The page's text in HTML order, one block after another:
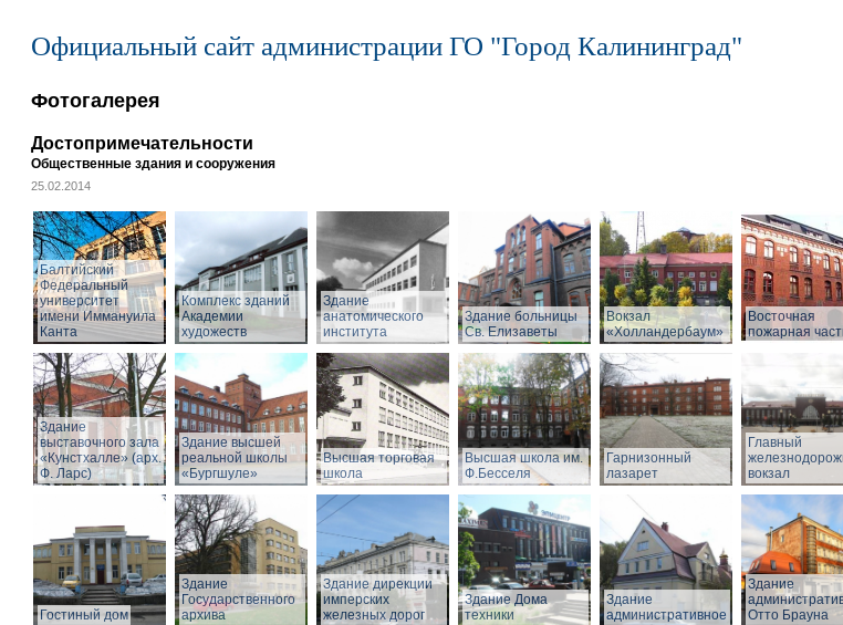
Официальный сайт администрации ГО "Город Калининград"
Фотогалерея
Достопримечательности
Общественные здания и сооружения
25.02.2014
Балтийский
Федеральный
университет
имени Иммануила
Канта
Комплекс зданий
Академии
художеств
Здание
анатомического
института
Здание больницы
Св. Елизаветы
Вокзал
«Холландербаум»
Восточная
пожарная
Здание
выставочного зала
«Кунстхалле» (арх.
Ф. Ларс)
Здание высшей
реальной школы
«Бургшуле»
Высшая торговая
школа
Высшая школа им.
Ф.Бесселя
Гарнизонный
лазарет
Главный
вокзал
Гостиный дом
Здание
Государственного
архива
Здание дирекции
имперских
железных дорог
Здание Дома
техники
Здание
административное
Здание
Отто Брауна